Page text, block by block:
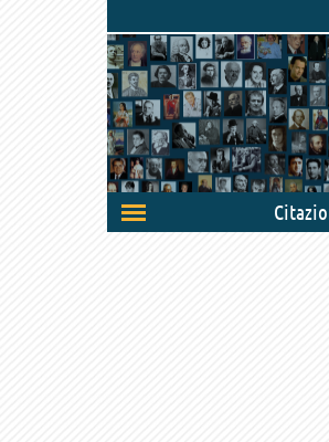
Attiva/disattiva
navigazione